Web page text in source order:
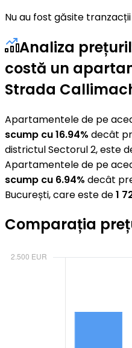
Nu au fost găsite
Analiza
costă un
Strada
Apartamentele de pe
scump cu 16.94% decât
districtul Sectorul 2, este
Apartamentele de pe
scump cu 6.94% decât
București, care este de1
Comparația